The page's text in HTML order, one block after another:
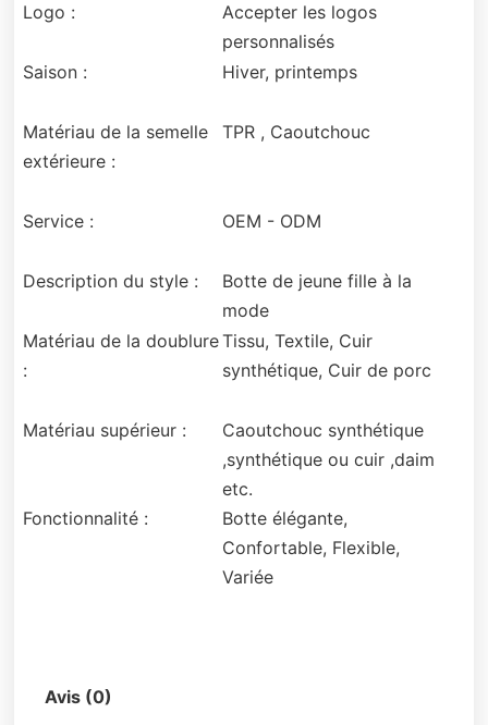
Logo :
Accepter les logos
personnalisés
Saison :
Hiver, printemps
Matériau de la semelle
extérieure :
TPR , Caoutchouc
Service : OEM - ODM
Description du style :
Botte de jeune fille à la
mode
Matériau de la doublure
:
Tissu, Textile, Cuir
synthétique, Cuir de porc
Matériau supérieur :
Caoutchouc synthétique
,synthétique ou cuir ,daim
etc.
Fonctionnalité :
Botte élégante,
Confortable, Flexible,
Variée
Avis (0)